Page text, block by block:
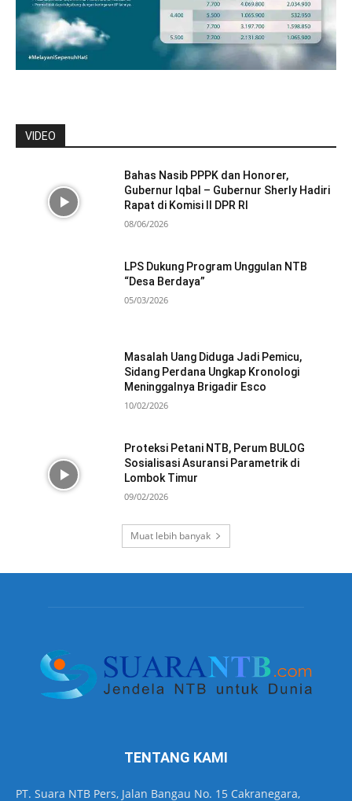
VIDEO
Bahas Nasib PPPK dan Honorer,
Gubernur Iqbal – Gubernur Sherly Hadiri
Rapat di Komisi II DPR RI
08/06/2026
LPS Dukung Program Unggulan NTB
“Desa Berdaya”
05/03/2026
Masalah Uang Diduga Jadi Pemicu,
Sidang Perdana Ungkap Kronologi
Meninggalnya Brigadir Esco
10/02/2026
Proteksi Petani NTB, Perum BULOG
Sosialisasi Asuransi Parametrik di
Lombok Timur
09/02/2026
Muat lebih banyak
TENTANG KAMI
PT. Suara NTB Pers, Jalan Bangau No. 15 Cakranegara,